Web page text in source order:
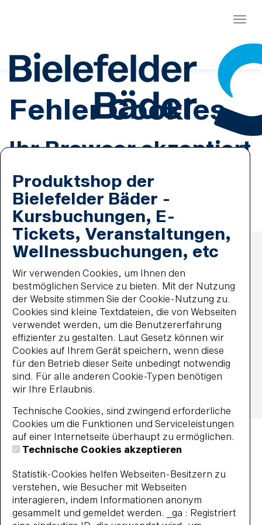
Fehler Cookies
Ihr Browser akzeptiert
keine Cookies.
Es ist erforderlich, dass Sie Cookies zulassen.
Zahlmethoden
Lastschrift
paypal
Wiederkehrende Lastschrift
Visa
Impressum
Datenschutz
Widerrufsbelehrung
Vertrag widerrufen
Barrierefreiheit
Impressum
AGB
Datenschutz
Widerrufsbelehrung
© 2026 BBF-Bielefelder Bäder und Freizeit GmbH
Produktshop der
Bielefelder Bäder -
Kursbuchungen, E-
Tickets, Veranstaltungen,
Wellnessbuchungen, etc
Wir verwenden Cookies, um Ihnen den
bestmöglichen Service zu bieten. Mit der Nutzung
der Website stimmen Sie der Cookie-Nutzung zu.
Cookies sind kleine Textdateien, die von Webseiten
verwendet werden, um die Benutzererfahrung
effizienter zu gestalten. Laut Gesetz können wir
Cookies auf Ihrem Gerät speichern, wenn diese
für den Betrieb dieser Seite unbedingt notwendig
sind. Für alle anderen Cookie-Typen benötigen
wir Ihre Erlaubnis.
Technische Cookies, sind zwingend erforderliche
Cookies um die Funktionen und Serviceleistungen
auf einer Internetseite überhaupt zu ermöglichen.
Technische Cookies akzeptieren
Statistik-Cookies helfen Webseiten-Besitzern zu
verstehen, wie Besucher mit Webseiten
interagieren, indem Informationen anonym
gesammelt und gemeldet werden. _ga : Registriert